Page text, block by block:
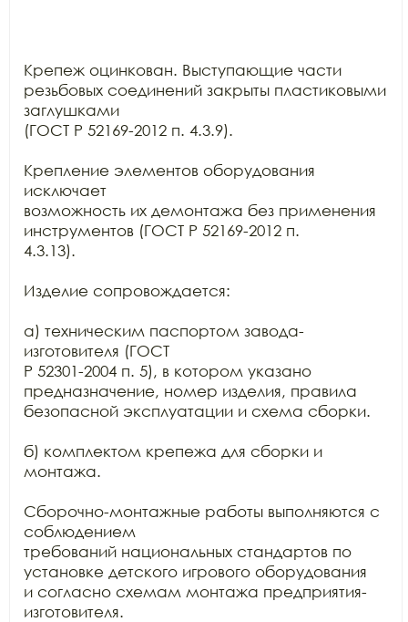
Крепеж оцинкован. Выступающие части
резьбовых соединений закрыты пластиковыми
заглушками
(ГОСТ Р 52169-2012 п. 4.3.9).
Крепление элементов оборудования
исключает
возможность их демонтажа без применения
инструментов (ГОСТ Р 52169-2012 п.
4.3.13).
Изделие сопровождается:
а) техническим паспортом завода-
изготовителя (ГОСТ
Р 52301-2004 п. 5), в котором указано
предназначение, номер изделия, правила
безопасной эксплуатации и схема сборки.
б) комплектом крепежа для сборки и
монтажа.
Сборочно-монтажные работы выполняются с
соблюдением
требований национальных стандартов по
установке детского игрового оборудования
и согласно схемам монтажа предприятия-
изготовителя.